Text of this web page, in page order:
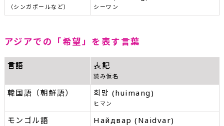
（シンガポールなど） シーワン
アジアでの「希望」を表す言葉
言語 表記
読み仮名
韓国語（朝鮮語） 희망 (huimang)
ヒマン
モンゴル語 Найдвар (Naidvar)